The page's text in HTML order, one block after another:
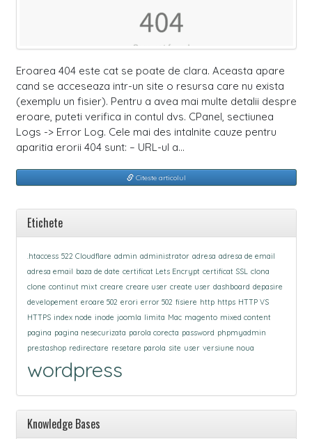
Eroarea 404 este cat se poate de clara. Aceasta apare
cand se acceseaza intr-un site o resursa care nu exista
(exemplu un fisier). Pentru a avea mai multe detalii despre
eroare, puteti verifica in contul dvs. CPanel, sectiunea
Logs -> Error Log. Cele mai des intalnite cauze pentru
aparitia erorii 404 sunt: – URL-ul a…
Citeste articolul
Etichete
.htaccess 522 Cloudflare admin administrator adresa adresa de email
adresa email baza de date certificat Lets Encrypt certificat SSL clona
clone continut mixt creare creare user create user dashboard depasire
developement eroare 502 erori error 502 fisiere http https HTTP VS
HTTPS index node inode joomla limita Mac magento mixed content
pagina pagina nesecurizata parola corecta password phpmyadmin
prestashop redirectare resetare parola site user versiune noua
wordpress
Knowledge Bases